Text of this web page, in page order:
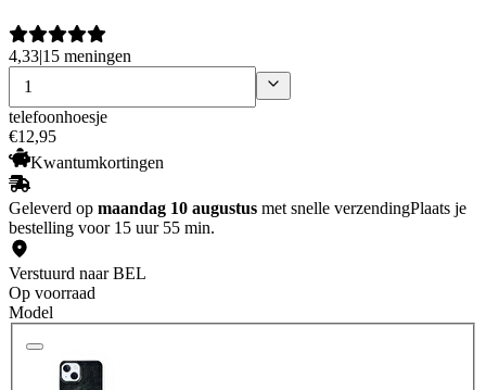
4,33|15 meningen
telefoonhoesje
€12,95
Kwantumkortingen
Geleverd op maandag 10 augustus met snelle verzendingPlaats je
bestelling voor 15 uur 55 min.
Verstuurd naar BEL
Op voorraad
Model